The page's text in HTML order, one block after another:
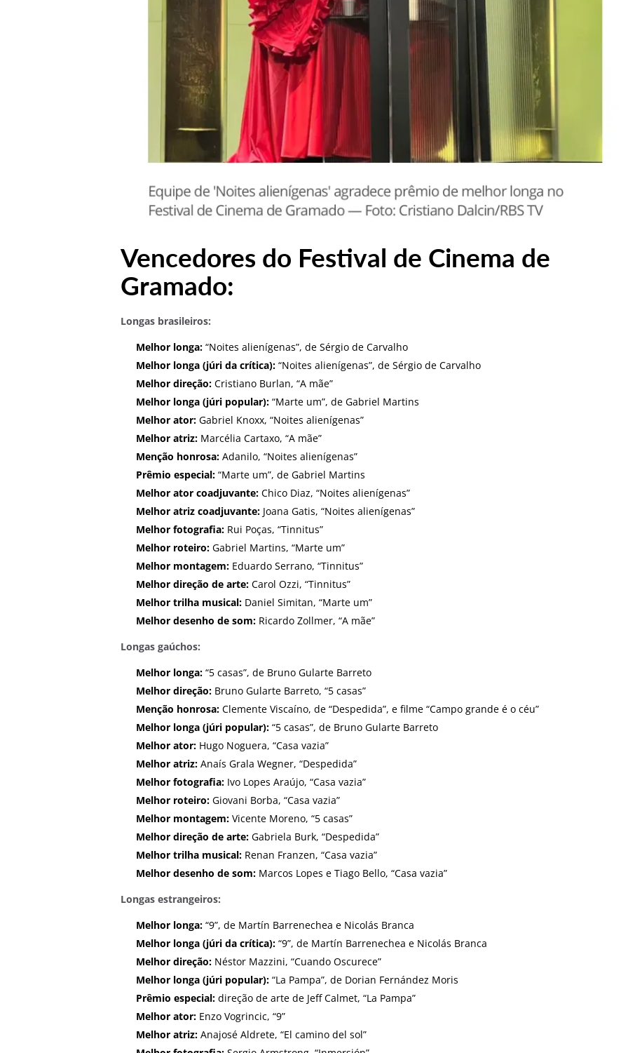
Vencedores do Festival de Cinema de
Gramado:
Longas brasileiros:
Melhor longa: “Noites alienígenas”, de Sérgio de Carvalho
Melhor longa (júri da crítica): “Noites alienígenas”, de Sérgio de Carvalho
Melhor direção: Cristiano Burlan, “A mãe”
Melhor longa (júri popular): “Marte um”, de Gabriel Martins
Melhor ator: Gabriel Knoxx, “Noites alienígenas”
Melhor atriz: Marcélia Cartaxo, “A mãe”
Menção honrosa: Adanilo, “Noites alienígenas”
Prêmio especial: “Marte um”, de Gabriel Martins
Melhor ator coadjuvante: Chico Diaz, “Noites alienígenas”
Melhor atriz coadjuvante: Joana Gatis, “Noites alienígenas”
Melhor fotografia: Rui Poças, “Tinnitus”
Melhor roteiro: Gabriel Martins, “Marte um”
Melhor montagem: Eduardo Serrano, “Tinnitus”
Melhor direção de arte: Carol Ozzi, “Tinnitus”
Melhor trilha musical: Daniel Simitan, “Marte um”
Melhor desenho de som: Ricardo Zollmer, “A mãe”
Longas gaúchos:
Melhor longa: “5 casas”, de Bruno Gularte Barreto
Melhor direção: Bruno Gularte Barreto, “5 casas”
Menção honrosa: Clemente Viscaíno, de “Despedida”, e filme “Campo grande é o céu”
Melhor longa (júri popular): “5 casas”, de Bruno Gularte Barreto
Melhor ator: Hugo Noguera, “Casa vazia”
Melhor atriz: Anaís Grala Wegner, “Despedida”
Melhor fotografia: Ivo Lopes Araújo, “Casa vazia”
Melhor roteiro: Giovani Borba, “Casa vazia”
Melhor montagem: Vicente Moreno, “5 casas”
Melhor direção de arte: Gabriela Burk, “Despedida”
Melhor trilha musical: Renan Franzen, “Casa vazia”
Melhor desenho de som: Marcos Lopes e Tiago Bello, “Casa vazia”
Longas estrangeiros:
Melhor longa: “9”, de Martín Barrenechea e Nicolás Branca
Melhor longa (júri da crítica): “9”, de Martín Barrenechea e Nicolás Branca
Melhor direção: Néstor Mazzini, “Cuando Oscurece”
Melhor longa (júri popular): “La Pampa”, de Dorian Fernández Moris
Prêmio especial: direção de arte de Jeff Calmet, “La Pampa”
Melhor ator: Enzo Vogrincic, “9”
Melhor atriz: Anajosé Aldrete, “El camino del sol”